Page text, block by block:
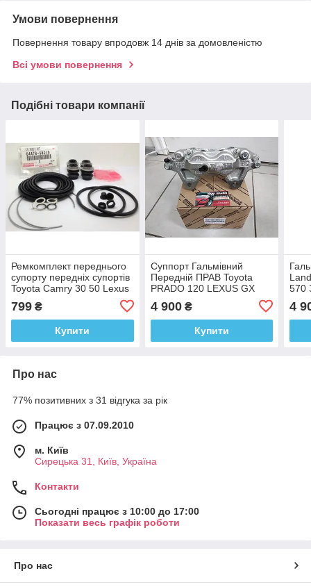
Умови повернення
Повернення товару впродовж 14 днів за домовленістю
Всі умови повернення
Подібні товари компанії
Ремкомплект переднього
супорту передніх супортів
Toyota Camry 30 50 Lexus
799 ₴
Купити
Суппорт Гальмівний
Передній ПРАВ Toyota
PRADO 120 LEXUS GX
4 900₴
Купити
570
4
Про нас
77% позитивних з 31 відгука за рік
Працює з 07.09.2010
м. Київ
Сирецька 31, Київ, Україна
Контакти
Сьогодні працює з 10:00 до 17:00
Показати весь графік роботи
Про нас